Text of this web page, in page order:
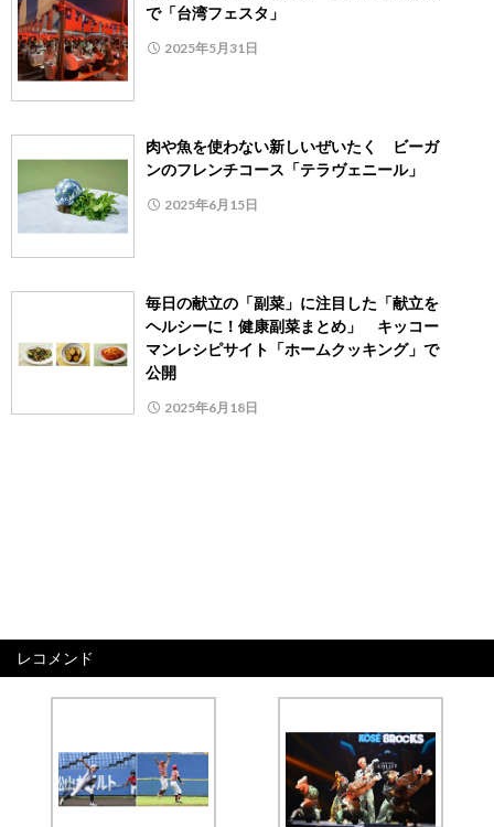
で「台湾フェスタ」
2025年5月31日
肉や魚を使わない新しいぜいたく ビーガ
ンのフレンチコース「テラヴェニール」
2025年6月15日
毎日の献立の「副菜」に注目した「献立を
ヘルシーに！健康副菜まとめ」 キッコー
マンレシピサイト「ホームクッキング」で
公開
2025年6月18日
レコメンド